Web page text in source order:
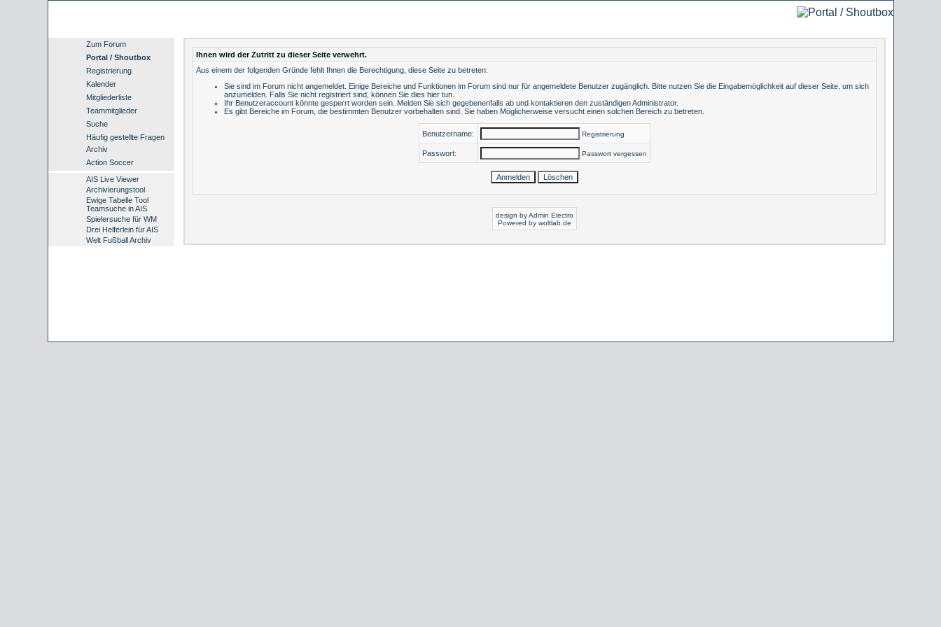
Zum Forum
Portal / Shoutbox
Registrierung
Kalender
Mitgliederliste
Teammitglieder
Suche
Häufig gestellte Fragen
Archiv
Action Soccer
AIS Live Viewer
Archivierungstool
Ewige Tabelle Tool
Teamsuche in AIS
Spielersuche für WM
Drei Helferlein für AIS
Welt Fußball Archiv
Ihnen wird der Zutritt zu dieser Seite verwehrt.
Aus einem der folgenden Gründe fehlt Ihnen die Berechtigung, diese Seite zu betreten:
Sie sind im Forum nicht angemeldet. Einige Bereiche und Funktionen im Forum sind nur für angemeldete Benutzer zugänglich. Bitte nutzen Sie die Eingabemöglichkeit auf dieser Seite, um sich
anzumelden. Falls Sie nicht registriert sind, können Sie dies hier tun
Ihr Benutzeraccount könnte gesperrt worden sein. Melden Sie sich gegebenenfalls ab und kontaktieren den zuständigen Administrator.
Es gibt Bereiche im Forum, die bestimmten Benutzer vorbehalten sind. Sie haben Möglicherweise versucht einen solchen Bereich zu betreten.
Benutzername: Registrierung
Passwort: Passwort vergessen
design by Admin Electro
Powered by woltlab.de